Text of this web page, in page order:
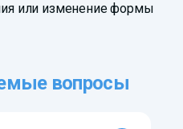
или изменение формы
вопросы